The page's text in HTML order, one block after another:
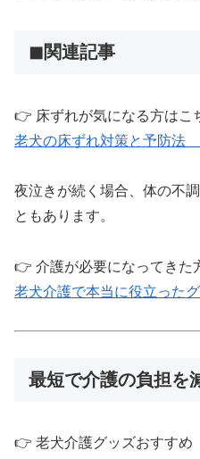
◼︎関連記事
👉 床ずれが気になる方はこ
老犬の床ずれ対策と予防法
夜泣きが続く場合、体の不
ともあります。
👉 介護が必要になってきた
老犬介護で本当に役立った
最短で介護の負担を
👉 老犬介護グッズおすすめ